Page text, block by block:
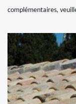
complémentaires,